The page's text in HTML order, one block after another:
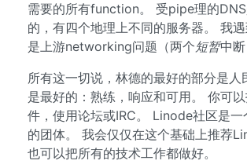
需要的所有function。 受pipe理的
的，有四个地理上不同的服务器。 我
是上游networking问题（两个短暂中断
所有这一切说，林德的最好的部分是人
是最好的：熟练，响应和可用。 你可
件，使用论坛或IRC。 Linode社区是一
的团体。 我会仅仅在这个基础上推荐
也可以把所有的技术工作都做好。